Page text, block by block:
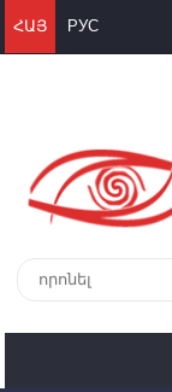
ՀԱՅ РУС